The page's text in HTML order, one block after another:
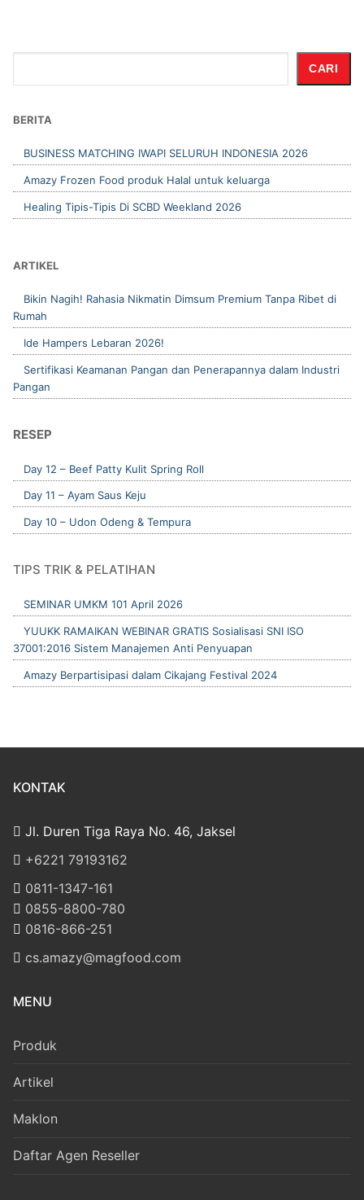
CARI
BERITA
BUSINESS MATCHING IWAPI SELURUH INDONESIA 2026
Amazy Frozen Food produk Halal untuk keluarga
Healing Tipis-Tipis Di SCBD Weekland 2026
ARTIKEL
Bikin Nagih! Rahasia Nikmatin Dimsum Premium Tanpa Ribet di
Rumah
Ide Hampers Lebaran 2026!
Sertifikasi Keamanan Pangan dan Penerapannya dalam Industri
Pangan
RESEP
Day 12 – Beef Patty Kulit Spring Roll
Day 11 – Ayam Saus Keju
Day 10 – Udon Odeng & Tempura
TIPS TRIK & PELATIHAN
SEMINAR UMKM 101 April 2026
YUUKK RAMAIKAN WEBINAR GRATIS Sosialisasi SNI ISO
37001:2016 Sistem Manajemen Anti Penyuapan
Amazy Berpartisipasi dalam Cikajang Festival 2024
KONTAK
Jl. Duren Tiga Raya No. 46, Jaksel
‎+6221 79193162
‪0811-1347-161
‪0855-8800-780
‪0816-866-251
cs.amazy@magfood.com
MENU
Produk
Artikel
Maklon
Daftar Agen Reseller